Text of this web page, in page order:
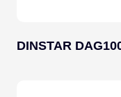
DINSTAR